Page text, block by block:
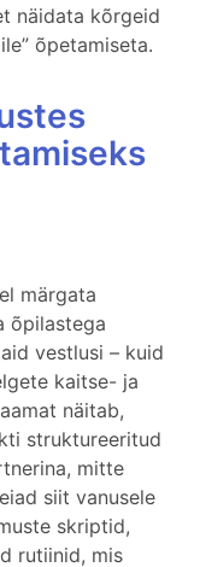
näidata kõrgeid
õpetamiseta.
märgata
õpilastega
vestlusi – kuid
kaitse- ja
näitab,
struktureeritud
mitte
siit vanusele
skriptid,
rutiinid, mis